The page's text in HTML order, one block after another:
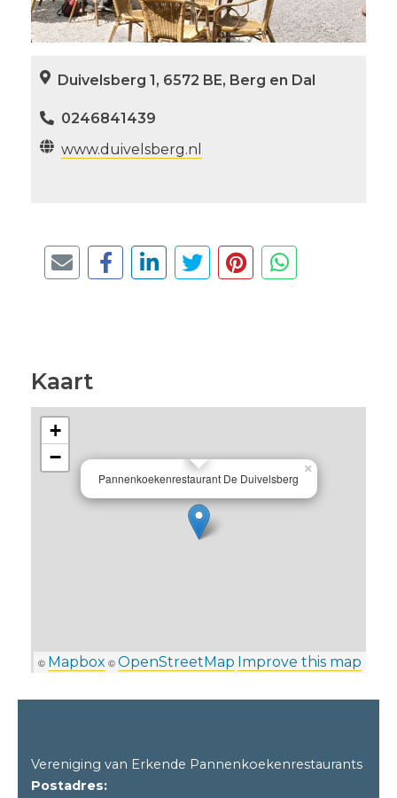
Duivelsberg 1, 6572 BE, Berg en Dal
0246841439
www.duivelsberg.nl
Kaart
Pannenkoekenrestaurant De Duivelsberg
×
+
−
© Mapbox ©OpenStreetMap Improve this map
Vereniging van Erkende Pannenkoekenrestaurants
Postadres: